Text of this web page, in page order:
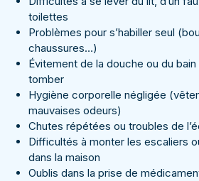
toilettes
Problèmes pour s’habiller seul
chaussures…)
Évitement de la douche ou du
tomber
Hygiène corporelle négligée
mauvaises odeurs)
Chutes répétées ou troubles de
Difficultés à monter les escaliers
dans la maison
Oublis dans la prise de